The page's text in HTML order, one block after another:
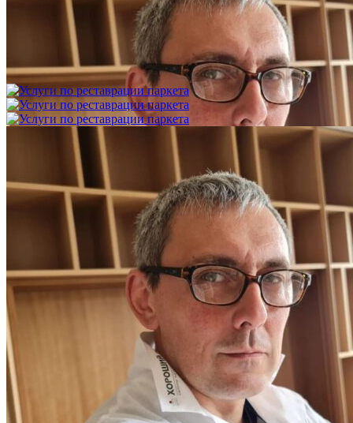
Укладка модульного паркета с финишным покрытием на
3 600 ₽
Услуги по реставрации паркета
1 500 ₽
Блог
Интересные статьи о паркете Coswick